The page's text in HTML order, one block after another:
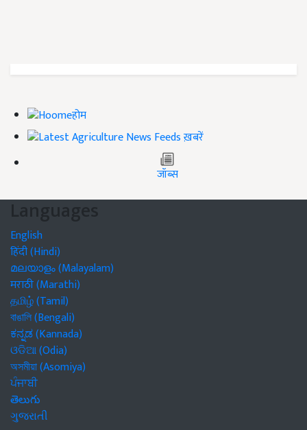
होम
ख़बरें
जॉब्स
Languages
English
हिंदी (Hindi)
മലയാളം (Malayalam)
मराठी (Marathi)
தமிழ் (Tamil)
বাঙালি (Bengali)
ಕನ್ನಡ (Kannada)
ଓଡିଆ (Odia)
অসমীয়া (Asomiya)
ਪੰਜਾਬੀ
తెలుగు
ગુજરાતી